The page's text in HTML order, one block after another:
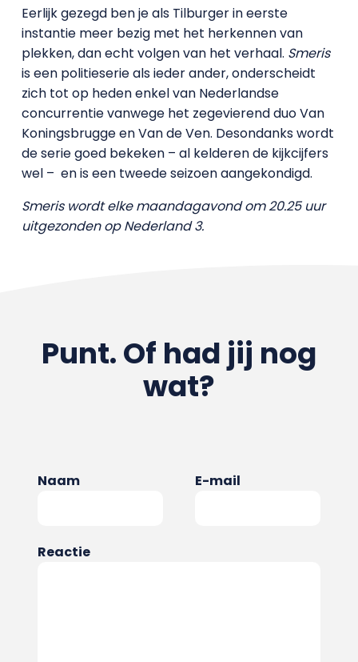
Eerlijk gezegd ben je als Tilburger in eerste
instantie meer bezig met het herkennen van
plekken, dan echt volgen van het verhaal. Smeris
is een politieserie als ieder ander, onderscheidt
zich tot op heden enkel van Nederlandse
concurrentie vanwege het zegevierend duo Van
Koningsbrugge en Van de Ven. Desondanks wordt
de serie goed bekeken – al kelderen de kijkcijfers
wel – en is een tweede seizoen aangekondigd.
Smeris wordt elke maandagavond om 20.25 uur
uitgezonden op Nederland 3.
Punt. Of had jij nog
wat?
Naam E-mail
Reactie